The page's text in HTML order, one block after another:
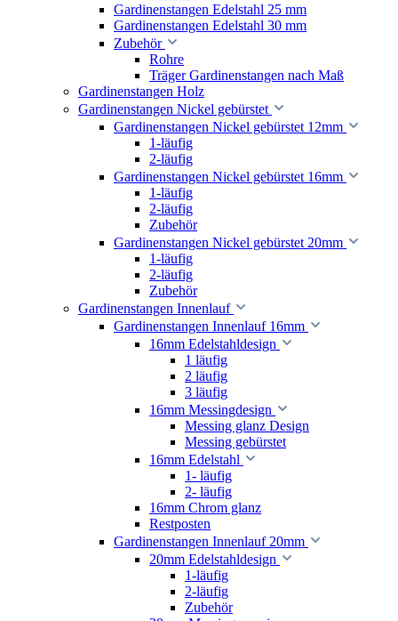
Gardinenstangen Edelstahl 25 mm
Gardinenstangen Edelstahl 30 mm
Zubehör
Rohre
Träger Gardinenstangen nach Maß
Gardinenstangen Holz
Gardinenstangen Nickel gebürstet
Gardinenstangen Nickel gebürstet 12mm
1-läufig
2-läufig
Gardinenstangen Nickel gebürstet 16mm
1-läufig
2-läufig
Zubehör
Gardinenstangen Nickel gebürstet 20mm
1-läufig
2-läufig
Zubehör
Gardinenstangen Innenlauf
Gardinenstangen Innenlauf 16mm
16mm Edelstahldesign
1 läufig
2 läufig
3 läufig
16mm Messingdesign
Messing glanz Design
Messing gebürstet
16mm Edelstahl
1- läufig
2- läufig
16mm Chrom glanz
Restposten
Gardinenstangen Innenlauf 20mm
20mm Edelstahldesign
1-läufig
2-läufig
Zubehör